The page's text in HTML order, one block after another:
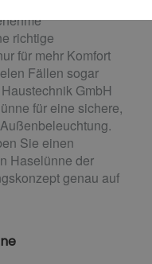
richtige
für mehr Komfort
Fällen sogar
GmbH
für eine sichere,
Sie einen
Haselünne der
genau auf